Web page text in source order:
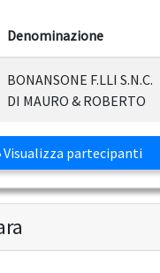
Denominazione
BONANSONE F.LLI S.N.C.
DI MAURO & ROBERTO
Visualizza partecipanti